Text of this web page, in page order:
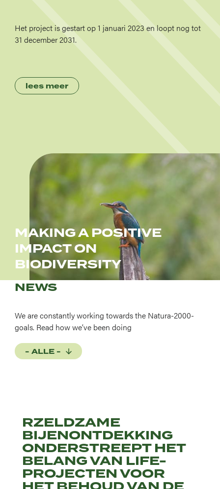
Het project is gestart op 1 januari 2023 en loopt nog tot
31 december 2031.
lees meer
Afbeelding
MAKING A POSITIVE
IMPACT ON
BIODIVERSITY
NEWS
We are constantly working towards the Natura-2000-
goals. Read how we’ve been doing
- ALLE -
RZELDZAME
BIJENONTDEKKING
ONDERSTREEPT HET
BELANG VAN LIFE-
PROJECTEN VOOR